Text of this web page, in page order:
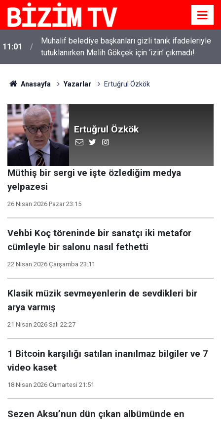
10:58
Kanlı saldırıların ardından okullarda yeni dönem
başlıyor!
Anasayfa Yazarlar Ertuğrul Özkök
Ertuğrul Özkök
Müthiş bir sergi ve işte özlediğim medya
yelpazesi
26 Nisan 2026 Pazar 23:15
Vehbi Koç töreninde bir sanatçı iki metafor
cümleyle bir salonu nasıl fethetti
22 Nisan 2026 Çarşamba 23:11
Klasik müzik sevmeyenlerin de sevdikleri bir
arya varmış
21 Nisan 2026 Salı 22:27
1 Bitcoin karşılığı satılan inanılmaz bilgiler ve 7
video kaset
18 Nisan 2026 Cumartesi 21:51
Sezen Aksu’nun dün çıkan albümünde en